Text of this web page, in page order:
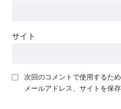
サイト
次回のコメントで使用するた
メールアドレス、サイトを保存